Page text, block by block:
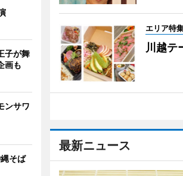
エリア特
川越テ
最新ニュース
子が舞
画も
ンサワ
そば